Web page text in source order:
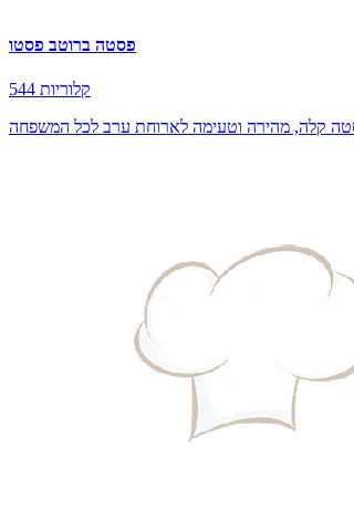
פסטה ברוטב פסטו
544 קלוריות
קלה, מהירה וטעימה לארוחת ערב לכל המשפחה